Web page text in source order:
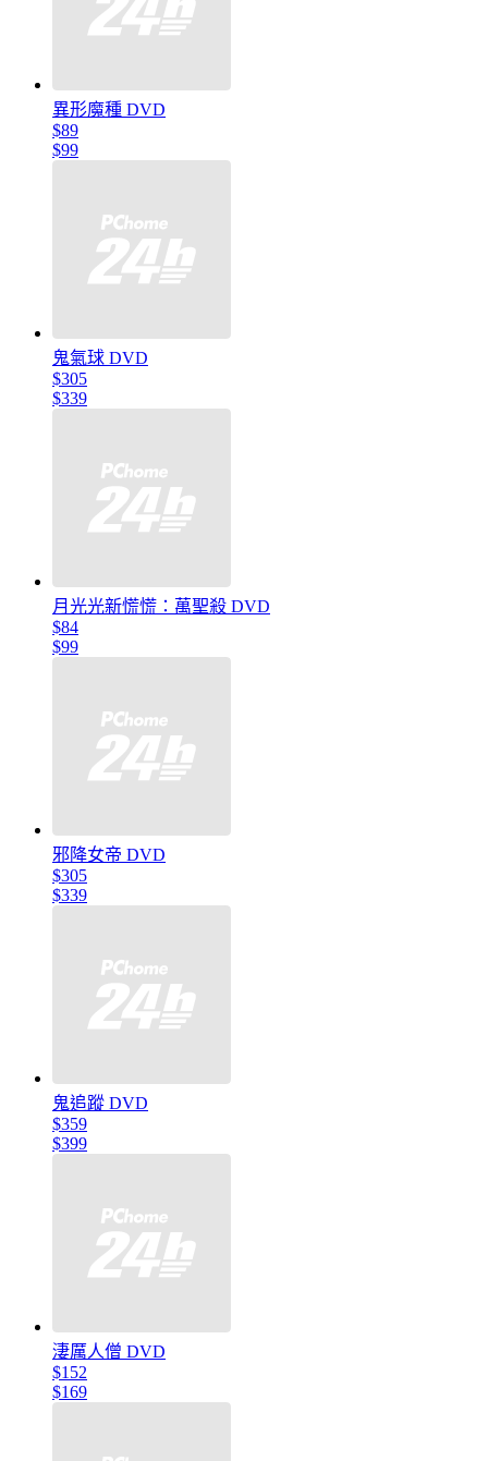
異形魔種 DVD
$89
$99
鬼氣球 DVD
$305
$339
月光光新慌慌：萬聖殺 DVD
$84
$99
邪降女帝 DVD
$305
$339
鬼追蹤 DVD
$359
$399
淒厲人僧 DVD
$152
$169